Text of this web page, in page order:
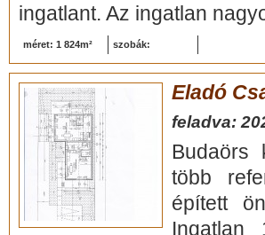
ingatlant. Az ingatlan
méret: 1 824m² szobák:
Eladó
feladva:
Budaörs
több
épített
Ingatlan